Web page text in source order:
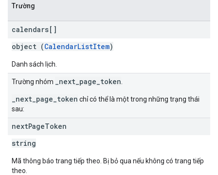
Trường
calendars[]
object (CalendarListItem)
Danh sách lịch.
Trường nhóm _next_page_token
_next_page_token chỉ có thể là một trong những trạng thái
sau:
nextPageToken
string
Mã thông báo trang tiếp theo. Bị bỏ qua nếu không có trang tiếp
theo.